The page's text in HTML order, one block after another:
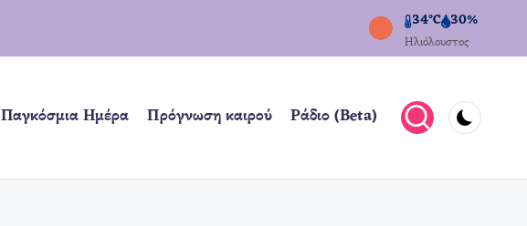
34°C 30%
Ηλιόλουστος
Παγκόσμια Ημέρα Πρόγνωση καιρού Ράδιο (Beta)